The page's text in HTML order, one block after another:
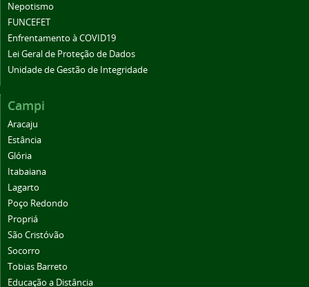
Nepotismo
FUNCEFET
Enfrentamento à COVID19
Lei Geral de Proteção de Dados
Unidade de Gestão de Integridade
Campi
Aracaju
Estância
Glória
Itabaiana
Lagarto
Poço Redondo
Propriá
São Cristóvão
Socorro
Tobias Barreto
Educação a Distância